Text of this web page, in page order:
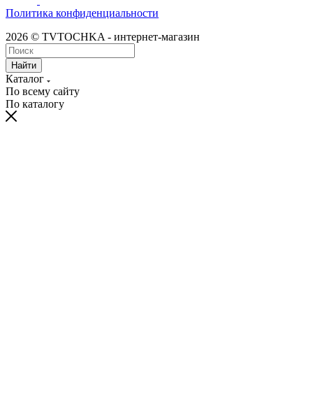
Политика конфиденциальности
2026 © TVTOCHKA - интернет-магазин
Найти
Каталог
По всему сайту
По каталогу